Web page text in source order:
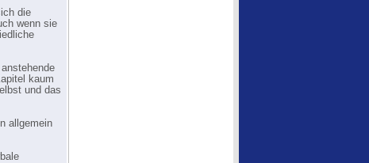
die
wenn sie
kaum
und das
allgemein